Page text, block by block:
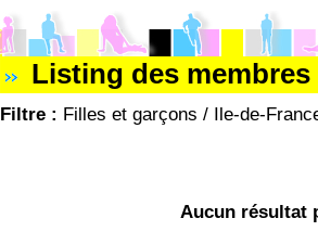
Listing des
Filtre : Filles et garçons / Ile-de-
Aucun résultat